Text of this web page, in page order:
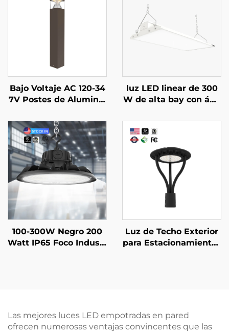
Bajo Voltaje AC 120-34
7V Postes de Aluminio
W 19W 24W Luces de
Jardín LED Exteriores
para Caminos y Sende
ros
luz LED linear de 300
W de alta bay con áng
dos, garantía de 5 año
s, luminaria LED linear
de 4 pies para almace
nes
100-300W Negro 200
Watt IP65 Foco Industr
Luz de Techo Exterior
para Estacionamientos
Las mejores luces LED empotradas en pared
ofrecen numerosas ventajas convincentes que las